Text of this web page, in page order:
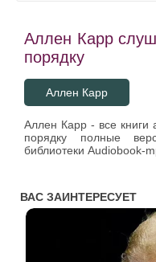
Аллен Карр
порядку
Аллен Карр
Аллен Карр - все книги
порядку полные
библиотеки Audiobook-